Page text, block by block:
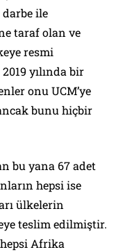
ile
taraf olan ve
resmi
yılında bir
onu UCM’ye
bunu hiçbir
bu yana 67 adet
hepsi ise
ülkelerin
teslim edilmiştir.
Afrika